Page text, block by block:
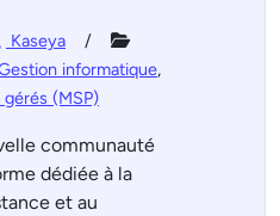
Kaseya
informatique,
(MSP)
communauté
dédiée à la
et au